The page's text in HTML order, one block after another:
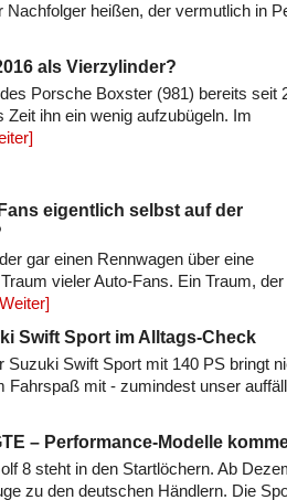
Nachfolger heißen, der vermutlich in
als Vierzylinder?
Porsche Boxster (981) bereits seit
Zeit ihn ein wenig aufzubügeln. Im
eigentlich selbst auf der
gar einen Rennwagen über eine
vieler Auto-Fans. Ein Traum,
Swift Sport im Alltags-Check
Suzuki Swift Sport mit 140 PS bringt
Fahrspaß mit - zumindest unser
– Performance-Modelle
8 steht in den Startlöchern. Ab
zu den deutschen Händlern. Die